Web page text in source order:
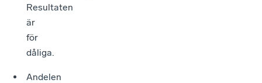
Resultaten
är
för
dåliga.
Andelen